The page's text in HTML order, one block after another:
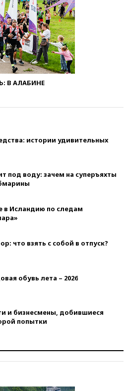
В АЛАБИНЕ
истории удивительных
под воду: зачем на суперъяхты
в Исландию по следам
что взять с собой в отпуск?
обувь лета – 2026
и бизнесмены, добившиеся
попытки